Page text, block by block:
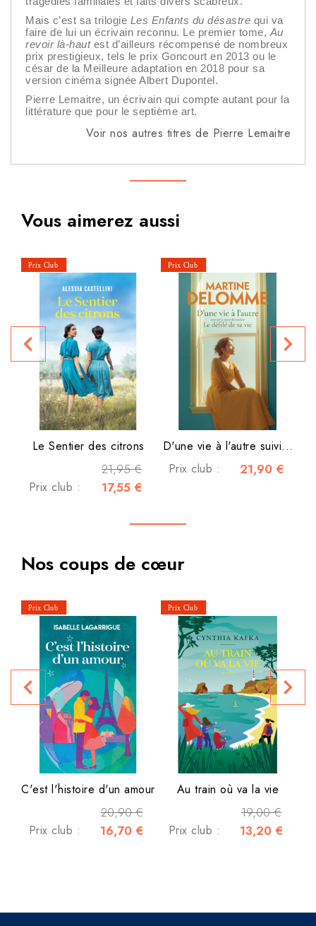
Mais c’est sa trilogie Les Enfants du désastre qui va
faire de lui un écrivain reconnu. Le premier tome,Au
revoir là-hautest d’ailleurs récompensé de nombreux
prix prestigieux, tels le prix Goncourt en 2013 ou le
césar de la Meilleure adaptation en 2018 pour sa
version cinéma signée Albert Dupontel.
Pierre Lemaitre, un écrivain qui compte autant pour la
littérature que pour le septième art.
Voir nos autres titres de Pierre Lemaitre
Vous aimerez aussi
Le Sentier des citrons
21,95 €
Prix club : 17,55 €
D'une vie à l'autre suivi...
Prix club :
21,90 €
navigate_before navigate_next
Nos coups de cœur
C'est l'histoire d'un amour
20,90 €
Prix club : 16,70 €
Au train où va la vie
19,00 €
Prix club : 13,20 €
navigate_before navigate_next